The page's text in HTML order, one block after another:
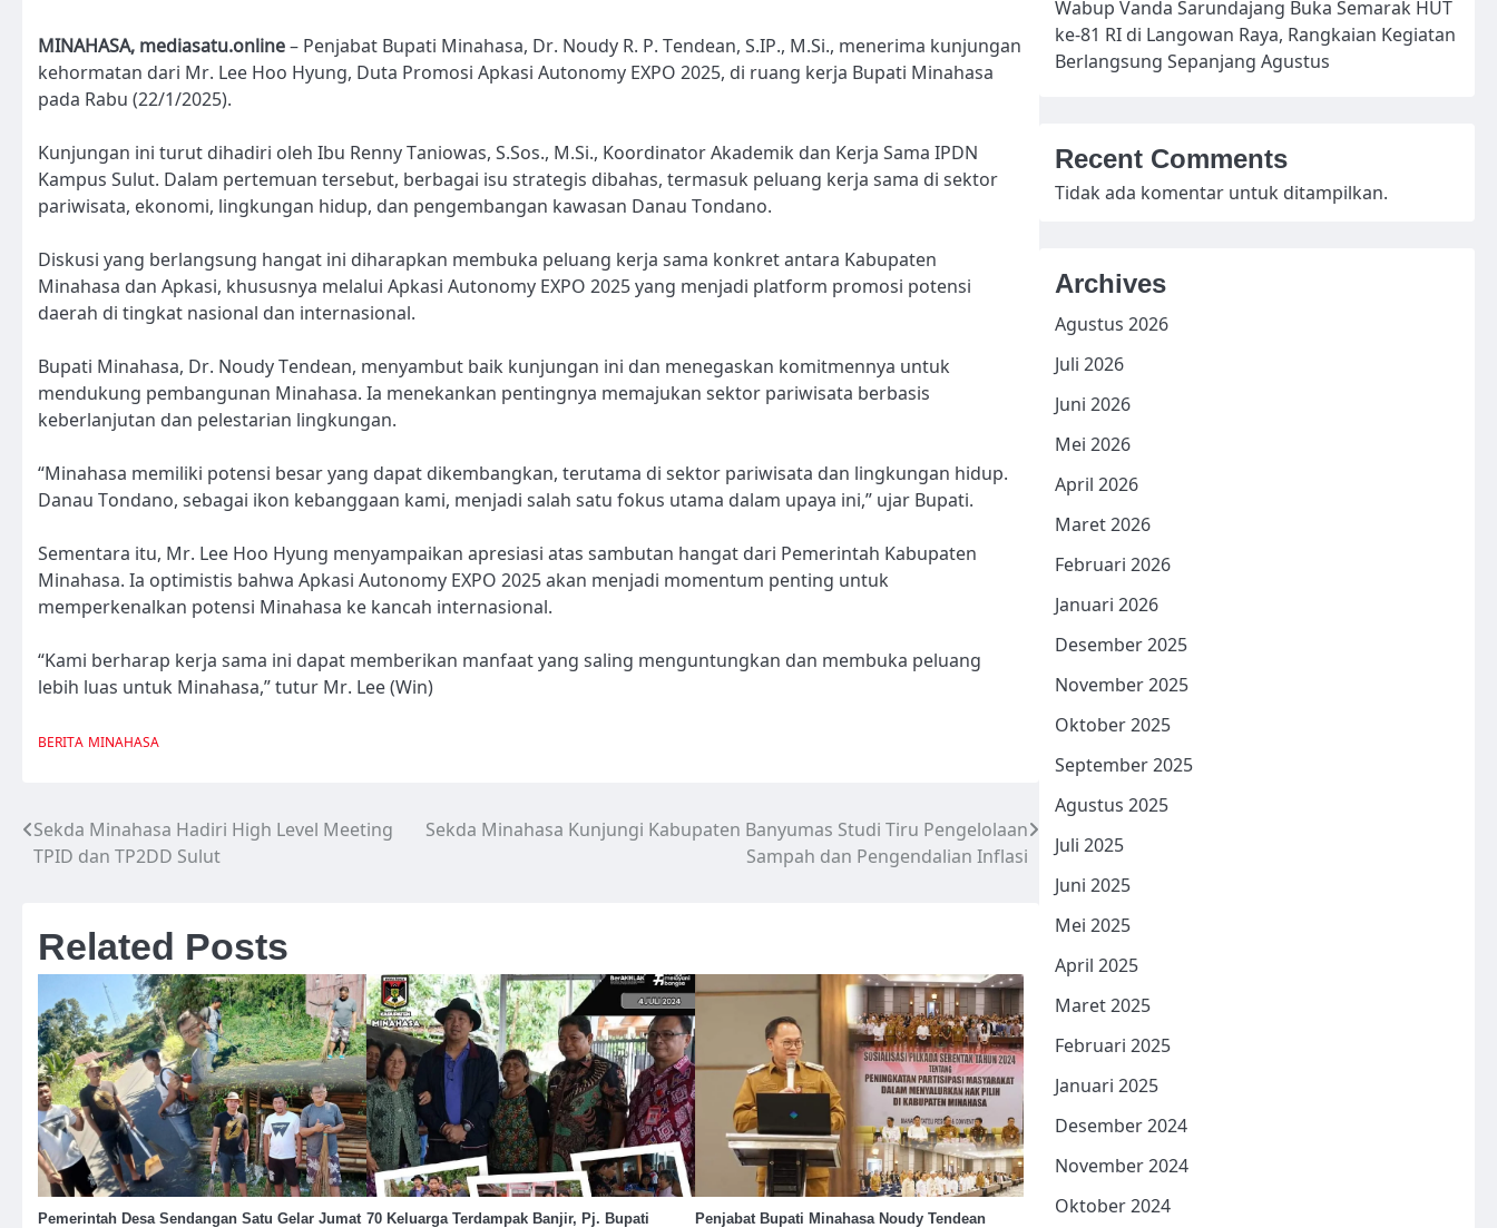
MINAHASA, mediasatu.online– Penjabat Bupati Minahasa, Dr. Noudy R. P. Tendean, S.IP., M.Si., menerima kunjungan
kehormatan dari Mr. Lee Hoo Hyung, Duta Promosi Apkasi Autonomy EXPO 2025, di ruang kerja Bupati Minahasa
pada Rabu (22/1/2025).
Kunjungan ini turut dihadiri oleh Ibu Renny Taniowas, S.Sos., M.Si., Koordinator Akademik dan Kerja Sama IPDN
Kampus Sulut. Dalam pertemuan tersebut, berbagai isu strategis dibahas, termasuk peluang kerja sama di sektor
pariwisata, ekonomi, lingkungan hidup, dan pengembangan kawasan Danau Tondano.
Diskusi yang berlangsung hangat ini diharapkan membuka peluang kerja sama konkret antara Kabupaten
Minahasa dan Apkasi, khususnya melalui Apkasi Autonomy EXPO 2025 yang menjadi platform promosi potensi
daerah di tingkat nasional dan internasional.
Bupati Minahasa, Dr. Noudy Tendean, menyambut baik kunjungan ini dan menegaskan komitmennya untuk
mendukung pembangunan Minahasa. Ia menekankan pentingnya memajukan sektor pariwisata berbasis
keberlanjutan dan pelestarian lingkungan.
“Minahasa memiliki potensi besar yang dapat dikembangkan, terutama di sektor pariwisata dan lingkungan hidup.
Danau Tondano, sebagai ikon kebanggaan kami, menjadi salah satu fokus utama dalam upaya ini,” ujar Bupati.
Sementara itu, Mr. Lee Hoo Hyung menyampaikan apresiasi atas sambutan hangat dari Pemerintah Kabupaten
Minahasa. Ia optimistis bahwa Apkasi Autonomy EXPO 2025 akan menjadi momentum penting untuk
memperkenalkan potensi Minahasa ke kancah internasional.
“Kami berharap kerja sama ini dapat memberikan manfaat yang saling menguntungkan dan membuka peluang
lebih luas untuk Minahasa,” tutur Mr. Lee (Win)
BERITA MINAHASA
Navigasi
Sekda Minahasa Hadiri High Level Meeting
TPID dan TP2DD Sulut
Sekda Minahasa Kunjungi Kabupaten Banyumas Studi Tiru Pengelolaan
Sampah dan Pengendalian Inflasi
Related Posts
Pemerintah Desa Sendangan Satu Gelar Jumat 70 Keluarga Terdampak Banjir, Pj. Bupati
Penjabat Bupati Minahasa Noudy Tendean
Wabup Vanda Sarundajang Buka Semarak HUT
ke-81 RI di Langowan Raya, Rangkaian Kegiatan
Berlangsung Sepanjang Agustus
Recent Comments
Tidak ada komentar untuk ditampilkan.
Archives
Agustus 2026
Juli 2026
Juni 2026
Mei 2026
April 2026
Maret 2026
Februari 2026
Januari 2026
Desember 2025
November 2025
Oktober 2025
September 2025
Agustus 2025
Juli 2025
Juni 2025
Mei 2025
April 2025
Maret 2025
Februari 2025
Januari 2025
Desember 2024
November 2024
Oktober 2024